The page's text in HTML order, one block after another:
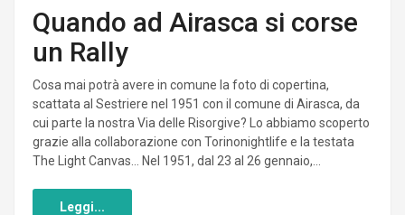
Quando ad Airasca si corse
un Rally
Cosa mai potrà avere in comune la foto di copertina,
scattata al Sestriere nel 1951 con il comune di Airasca, da
cui parte la nostra Via delle Risorgive? Lo abbiamo scoperto
grazie alla collaborazione con Torinonightlife e la testata
The Light Canvas… Nel 1951, dal 23 al 26 gennaio,...
Leggi...